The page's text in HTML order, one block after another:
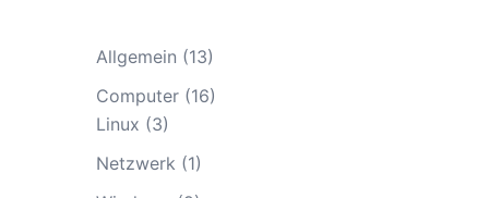
Allgemein (13)
Computer(16)
Linux (3)
Netzwerk (1)